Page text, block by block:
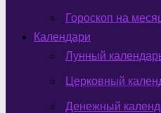
Гороскоп на
Календари
Лунный
Церковный
Денежный